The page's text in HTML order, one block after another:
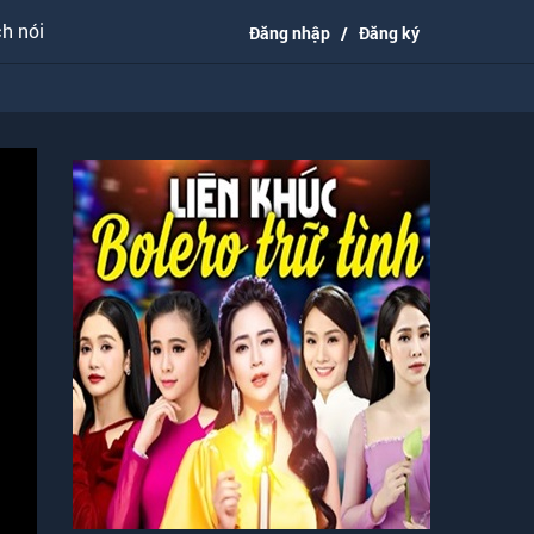
nói Đăng nhập / Đăng ký